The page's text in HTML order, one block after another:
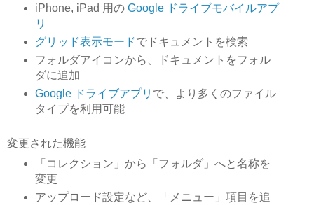
iPhone, iPad 用の Google ドライブモバイルアプ
リ
グリッド表示モードでドキュメントを検索
フォルダアイコンから、ドキュメントをフォル
ダに追加
Google ドライブアプリ で、より多くのファイル
タイプを利用可能
変更された機能
「コレクション」から「フォルダ」へと名称を
変更
アップロード設定など、「メニュー」項目を追